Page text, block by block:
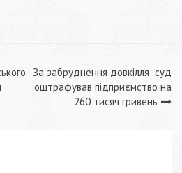
За забруднення довкілля: суд
оштрафував підприємство на
260 тисяч гривень